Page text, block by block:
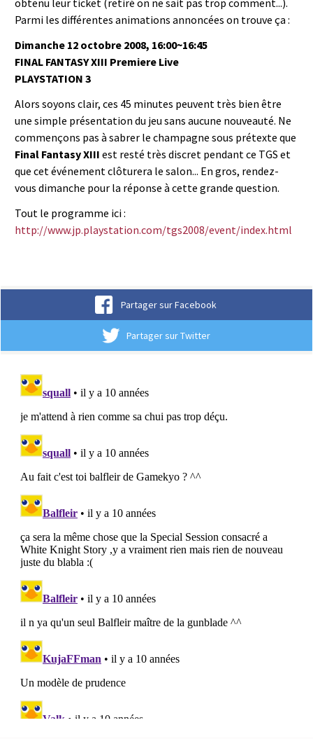
Parmi les différentes animations annoncées on trouve ça :
Dimanche 12 octobre 2008, 16:00~16:45
FINAL FANTASY XIII Premiere Live
PLAYSTATION 3
Alors soyons clair, ces 45 minutes peuvent très bien être
une simple présentation du jeu sans aucune nouveauté. Ne
commençons pas à sabrer le champagne sous prétexte que
Final Fantasy XIII est resté très discret pendant ce TGS et
que cet événement clôturera le salon... En gros, rendez-
vous dimanche pour la réponse à cette grande question.
Tout le programme ici :
http://www.jp.playstation.com/tgs2008/event/index.html
Partager sur Facebook
Partager sur Twitter